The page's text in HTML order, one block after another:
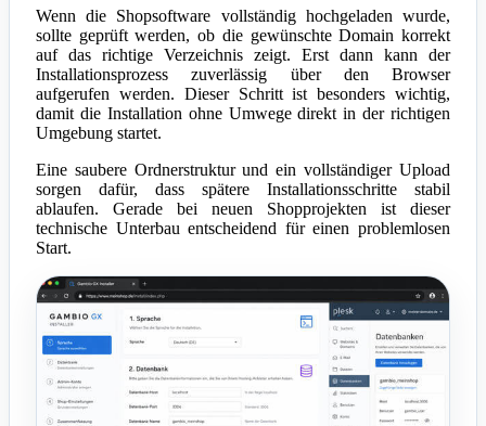
Wenn die Shopsoftware vollständig hochgeladen wurde,
sollte geprüft werden, ob die gewünschte Domain korrekt
auf das richtige Verzeichnis zeigt. Erst dann kann der
Installationsprozess zuverlässig über den Browser
aufgerufen werden. Dieser Schritt ist besonders wichtig,
damit die Installation ohne Umwege direkt in der richtigen
Umgebung startet.
Eine saubere Ordnerstruktur und ein vollständiger Upload
sorgen dafür, dass spätere Installationsschritte stabil
ablaufen. Gerade bei neuen Shopprojekten ist dieser
technische Unterbau entscheidend für einen problemlosen
Start.